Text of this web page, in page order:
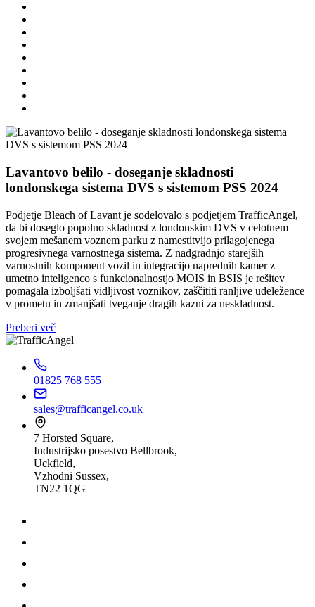
Lavantovo belilo - doseganje skladnosti
londonskega sistema DVS s sistemom PSS 2024
Podjetje Bleach of Lavant je sodelovalo s podjetjem TrafficAngel,
da bi doseglo popolno skladnost z londonskim DVS v celotnem
svojem mešanem voznem parku z namestitvijo prilagojenega
progresivnega varnostnega sistema. Z nadgradnjo starejših
varnostnih komponent vozil in integracijo naprednih kamer z
umetno inteligenco s funkcionalnostjo MOIS in BSIS je rešitev
pomagala izboljšati vidljivost voznikov, zaščititi ranljive udeležence
v prometu in zmanjšati tveganje dragih kazni za neskladnost.
Preberi več
01825 768 555
sales@trafficangel.co.uk
7 Horsted Square,
Industrijsko posestvo Bellbrook,
Uckfield,
Vzhodni Sussex,
TN22 1QG